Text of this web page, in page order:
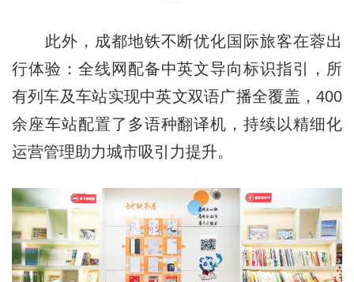
此外，成都地铁不断优化国际旅客在蓉出
行体验：全线网配备中英文导向标识指引，所
有列车及车站实现中英文双语广播全覆盖，400
余座车站配置了多语种翻译机，持续以精细化
运营管理助力城市吸引力提升。